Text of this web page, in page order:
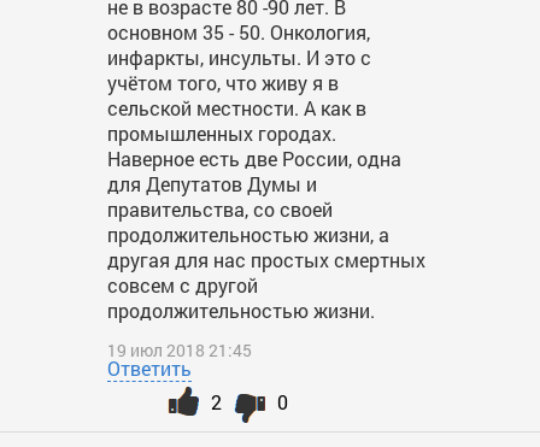
не в возрасте 80 -90 лет. В
основном 35 - 50. Онкология,
инфаркты, инсульты. И это с
учётом того, что живу я в
сельской местности. А как в
промышленных городах.
Наверное есть две России, одна
для Депутатов Думы и
правительства, со своей
продолжительностью жизни, а
другая для нас простых смертных
совсем с другой
продолжительностью жизни.
19 июл 2018 21:45
Ответить
0
2